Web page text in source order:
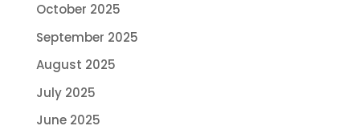
October 2025
September 2025
August 2025
July 2025
June 2025